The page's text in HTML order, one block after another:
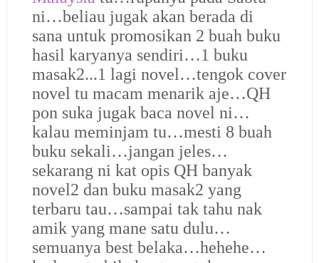
ni…beliau jugak akan berada di
sana untuk promosikan 2 buah buku
hasil karyanya sendiri…1 buku
masak2...1 lagi novel…tengok cover
novel tu macam menarik aje…QH
pon suka jugak baca novel ni…
kalau meminjam tu…mesti 8 buah
buku sekali…jangan jeles…
sekarang ni kat opis QH banyak
novel2 dan buku masak2 yang
terbaru tau…sampai tak tahu nak
amik yang mane satu dulu…
semuanya best belaka…hehehe…